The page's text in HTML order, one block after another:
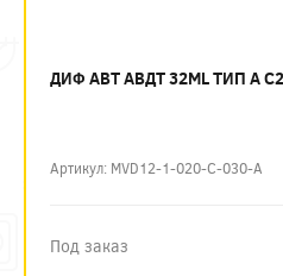
ДИФ АВТ АВДТ 32ML ТИП А
Артикул: MVD12-1-020-C-030-A
Под заказ